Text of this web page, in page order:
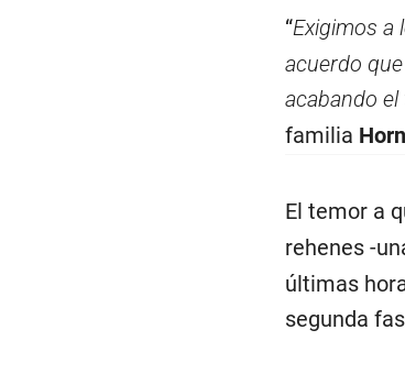
“Exigimos a
acuerdo
acabando
familia Horn
El temor a
rehenes -
últimas
segunda